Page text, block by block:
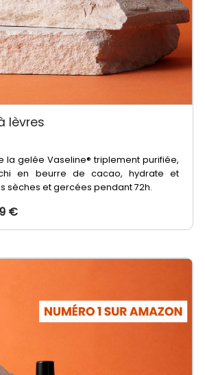
lèvres
la gelée Vaseline® triplement purifiée,
en beurre de cacao, hydrate et
sèches et gercées pendant 72h.
€